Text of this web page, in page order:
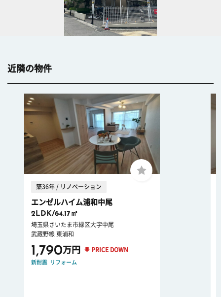
近隣の物件
築36年 / リノベーション
エンゼルハイム浦和中尾
2LDK/64.17㎡
埼玉県さいたま市緑区大字中尾
武蔵野線 東浦和
1,790万円 PRICE DOWN
新耐震 リフォーム